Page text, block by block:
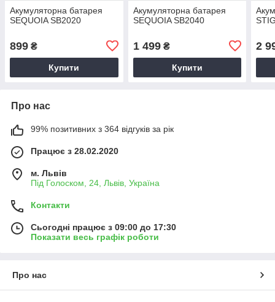
Акумуляторна батарея
SEQUOIA SB2020
899 ₴
Купити
Акумуляторна батарея
SEQUOIA SB2040
1 499₴
Купити
2
Про нас
99% позитивних з 364 відгуків за рік
Працює з 28.02.2020
м. Львів
Під Голоском, 24, Львів, Україна
Контакти
Сьогодні працює з 09:00 до 17:30
Показати весь графік роботи
Про нас